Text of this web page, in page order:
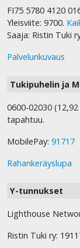
FI75 5780 4120
Yleisviite: 9700.
Saaja: Ristin Tuki
Palvelunkuvaus
Tukipuhelin ja
0600-02030
tapahtuu.
MobilePay: 91717
Rahankeräyslupa
Y-tunnukset
Lighthouse
Ristin Tuki ry: